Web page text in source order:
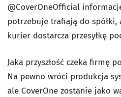
@CoverOneOfficial
potrzebuje trafiają do
kurier dostarcza przesyłkę
Jaka przyszłość czeka firmę
Na pewno wróci produkcja
ale CoverOne zostanie jako